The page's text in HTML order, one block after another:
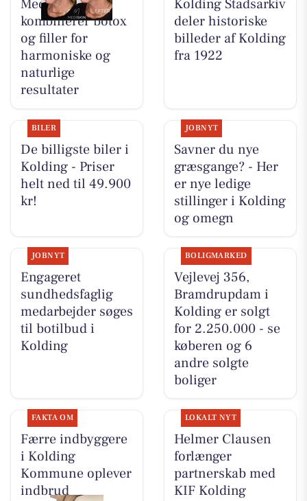
MediSkin
kombinerer botox
og filler for
harmoniske og
naturlige
resultater
Kolding Stadsarkiv
deler historiske
billeder af Kolding
fra 1922
BILER
De billigste biler i
Kolding - Priser
helt ned til 49.900
kr!
JOBNYT
Savner du nye
græsgange? - Her
er nye ledige
stillinger i Kolding
og omegn
JOBNYT
Engageret
sundhedsfaglig
medarbejder søges
til botilbud i
Kolding
BOLIGMARKED
Vejlevej 356,
Bramdrupdam i
Kolding er solgt
for 2.250.000 - se
køberen og 6
andre solgte
boliger
FAKTA OM
Færre indbyggere
i Kolding
Kommune oplever
indbrud
LOKALT NYT
Helmer Clausen
forlænger
partnerskab med
KIF Kolding